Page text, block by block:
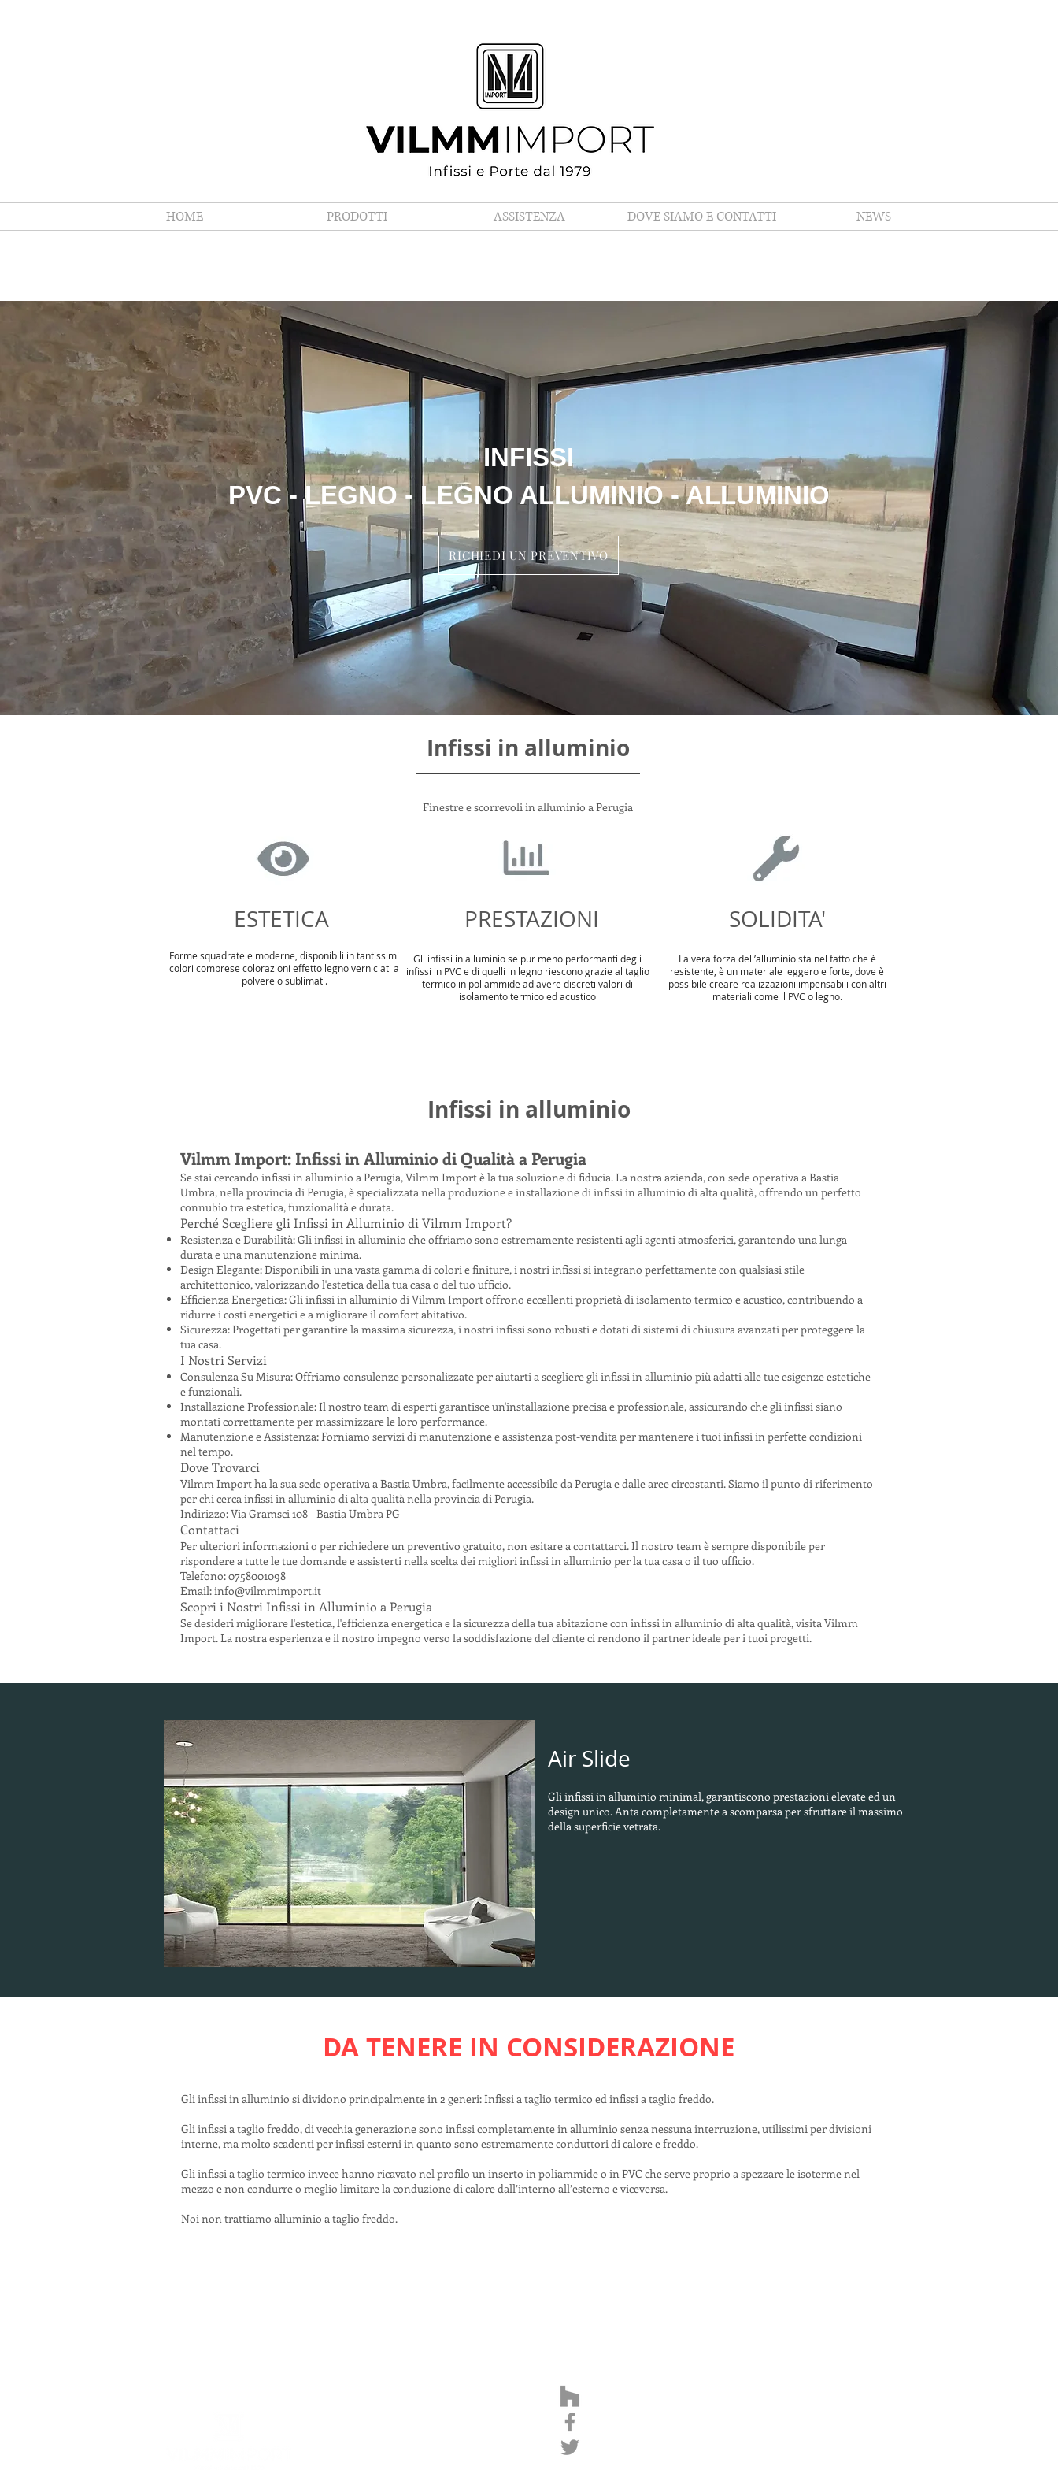
HOME PRODOTTI ASSISTENZA DOVE SIAMO E CONTATTI NEWS
INFISSI
PVC - LEGNO - LEGNO ALLUMINIO - ALLUMINIO
RICHIEDI UN PREVENTIVO
Infissi in alluminio
Finestre e scorrevoli in alluminio a Perugia
ESTETICA PRESTAZIONI
Forme squadrate e moderne, disponibili in tantissimi
colori comprese colorazioni effetto legno verniciati a
polvere o sublimati.
Gli infissi in alluminio se pur meno performanti degli
infissi in PVC e di quelli in legno riescono grazie al taglio
termico in poliammide ad avere discreti valori di
isolamento termico ed acustico
SOLIDITA'
La vera forza dell’alluminio sta nel fatto che è
resistente, è un materiale leggero e forte, dove è
possibile creare realizzazioni impensabili con altri
materiali come il PVC o legno.
Infissi in alluminio
Vilmm Import: Infissi in Alluminio di Qualità a Perugia
Se stai cercando infissi in alluminio a Perugia, Vilmm Import è la tua soluzione di fiducia. La nostra azienda, con sede operativa a Bastia
Umbra, nella provincia di Perugia, è specializzata nella produzione e installazione di infissi in alluminio di alta qualità, offrendo un perfetto
connubio tra estetica, funzionalità e durata.
Perché Scegliere gli Infissi in Alluminio di Vilmm Import?
Resistenza e Durabilità: Gli infissi in alluminio che offriamo sono estremamente resistenti agli agenti atmosferici, garantendo una lunga
durata e una manutenzione minima.
Design Elegante: Disponibili in una vasta gamma di colori e finiture, i nostri infissi si integrano perfettamente con qualsiasi stile
architettonico, valorizzando l'estetica della tua casa o del tuo ufficio.
Efficienza Energetica: Gli infissi in alluminio di Vilmm Import offrono eccellenti proprietà di isolamento termico e acustico, contribuendo a
ridurre i costi energetici e a migliorare il comfort abitativo.
Sicurezza: Progettati per garantire la massima sicurezza, i nostri infissi sono robusti e dotati di sistemi di chiusura avanzati per proteggere la
tua casa.
I Nostri Servizi
Consulenza Su Misura: Offriamo consulenze personalizzate per aiutarti a scegliere gli infissi in alluminio più adatti alle tue esigenze estetiche
e funzionali.
Installazione Professionale: Il nostro team di esperti garantisce un'installazione precisa e professionale, assicurando che gli infissi siano
montati correttamente per massimizzare le loro performance.
Manutenzione e Assistenza: Forniamo servizi di manutenzione e assistenza post-vendita per mantenere i tuoi infissi in perfette condizioni
nel tempo.
Dove Trovarci
Vilmm Import ha la sua sede operativa a Bastia Umbra, facilmente accessibile da Perugia e dalle aree circostanti. Siamo il punto di riferimento
per chi cerca infissi in alluminio di alta qualità nella provincia di Perugia.
Indirizzo: Via Gramsci 108 - Bastia Umbra PG
Contattaci
Per ulteriori informazioni o per richiedere un preventivo gratuito, non esitare a contattarci. Il nostro team è sempre disponibile per
rispondere a tutte le tue domande e assisterti nella scelta dei migliori infissi in alluminio per la tua casa o il tuo ufficio.
Telefono: 0758001098
Email: info@vilmmimport.it
Scopri i Nostri Infissi in Alluminio a Perugia
Se desideri migliorare l'estetica, l'efficienza energetica e la sicurezza della tua abitazione con infissi in alluminio di alta qualità, visita Vilmm
Import. La nostra esperienza e il nostro impegno verso la soddisfazione del cliente ci rendono il partner ideale per i tuoi progetti.
Air Slide
Gli infissi in alluminio minimal, garantiscono prestazioni elevate ed un
design unico. Anta completamente a scomparsa per sfruttare il massimo
della superficie vetrata.
DA TENERE IN CONSIDERAZIONE
Gli infissi in alluminio si dividono principalmente in 2 generi: Infissi a taglio termico ed infissi a taglio freddo.
Gli infissi a taglio freddo, di vecchia generazione sono infissi completamente in alluminio senza nessuna interruzione, utilissimi per divisioni
interne, ma molto scadenti per infissi esterni in quanto sono estremamente conduttori di calore e freddo.
Gli infissi a taglio termico invece hanno ricavato nel profilo un inserto in poliammide o in PVC che serve proprio a spezzare le isoterme nel
mezzo e non condurre o meglio limitare la conduzione di calore dall’interno all’esterno e viceversa.
Noi non trattiamo alluminio a taglio freddo.